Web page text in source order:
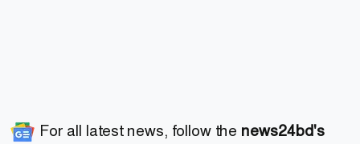
For all latest news, follow the news24bd's